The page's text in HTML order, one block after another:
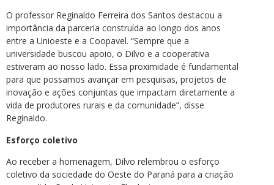
O professor Reginaldo Ferreira dos Santos destacou a
importância da parceria construída ao longo dos anos
entre a Unioeste e a Coopavel. “Sempre que a
universidade buscou apoio, o Dilvo e a cooperativa
estiveram ao nosso lado. Essa proximidade é fundamental
para que possamos avançar em pesquisas, projetos de
inovação e ações conjuntas que impactam diretamente a
vida de produtores rurais e da comunidade”, disse
Reginaldo.
Esforço coletivo
Ao receber a homenagem, Dilvo relembrou o esforço
coletivo da sociedade do Oeste do Paraná para a criação